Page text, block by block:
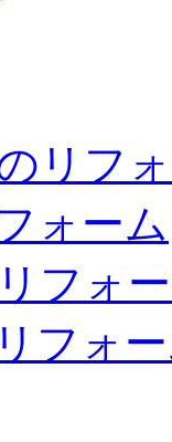
リフ
ォーム
フォ
フォ